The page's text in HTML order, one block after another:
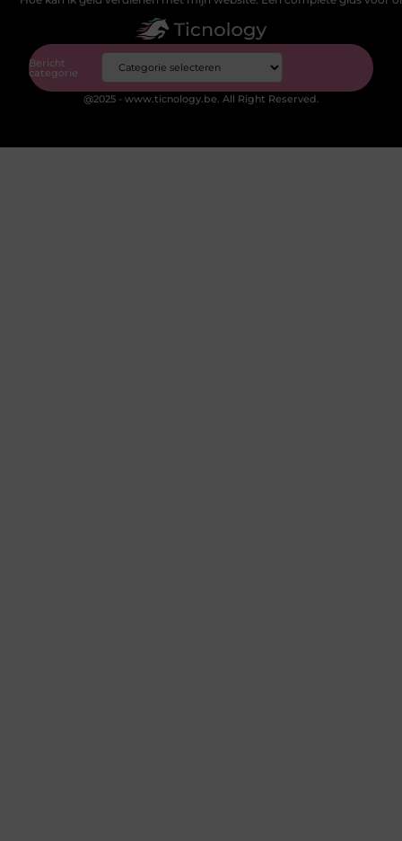
Bericht
categorie
@2025 - www.ticnology.be. All Right Reserved.